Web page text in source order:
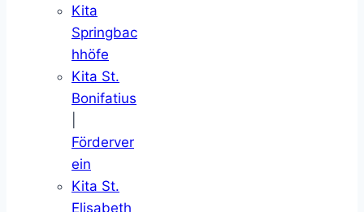
Kita
Springbac
hhöfe
Kita St.
Bonifatius
Förderver
ein
Kita St.
Elisabeth